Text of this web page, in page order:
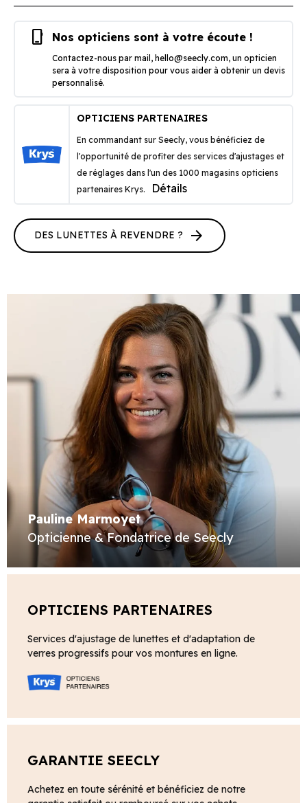
phone_iphone Nos opticiens sont à votre écoute !
Contactez-nous par mail, hello@seecly.com, un opticien
sera à votre disposition pour vous aider à obtenir un devis
personnalisé.
OPTICIENS PARTENAIRES
En commandant sur Seecly, vous bénéficiez de
l'opportunité de profiter des services d'ajustages et
de réglages dans l'un des 1000 magasins opticiens
partenaires Krys.
Détails
DES LUNETTES À REVENDRE ? arrow_forward
Pauline Marmoyet
Opticienne & Fondatrice de Seecly
OPTICIENS PARTENAIRES
Services d'ajustage de lunettes et d'adaptation de
verres progressifs pour vos montures en ligne.
GARANTIE SEECLY
Achetez en toute sérénité et bénéficiez de notre